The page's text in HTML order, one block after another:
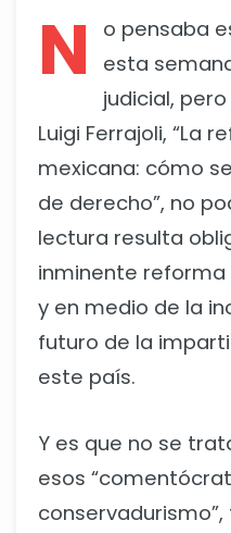
N
o pensaba
esta
judicial,
Luigi Ferrajoli, “La
mexicana: cómo
de derecho”, no
lectura resulta
inminente reforma
y en medio de la
futuro de la
este país.
Y es que no se
esos